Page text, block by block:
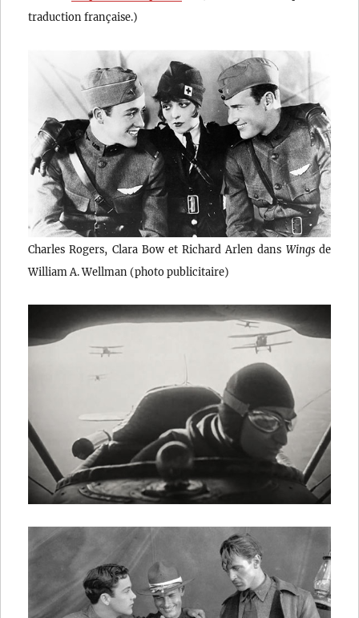
traduction française.)
Charles Rogers, Clara Bow et Richard Arlen dans Wingsde
William A. Wellman (photo publicitaire)